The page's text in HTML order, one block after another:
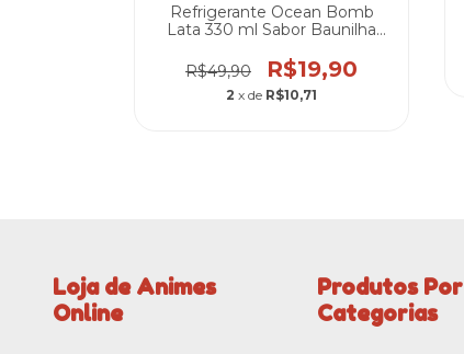
Refrigerante Ocean Bomb
Lata 330 ml Sabor Baunilha
R$49,90
R$19,90
2 x de R$10,71
Loja de Animes
Online
Produtos Por
Categorias